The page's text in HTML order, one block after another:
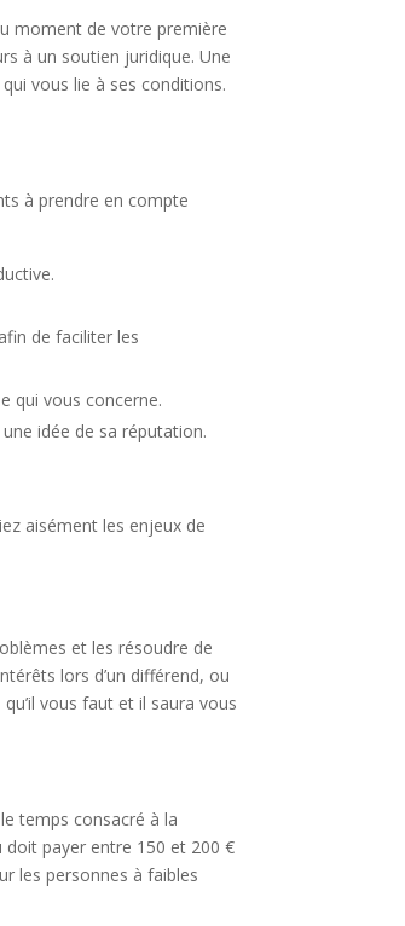
moment de votre première
à un soutien juridique. Une
vous lie à ses conditions.
à prendre en compte
de faciliter les
qui vous concerne.
idée de sa réputation.
aisément les enjeux de
et les résoudre de
lors d’un différend, ou
vous faut et il saura vous
temps consacré à la
doit payer entre 150 et 200 €
les personnes à faibles